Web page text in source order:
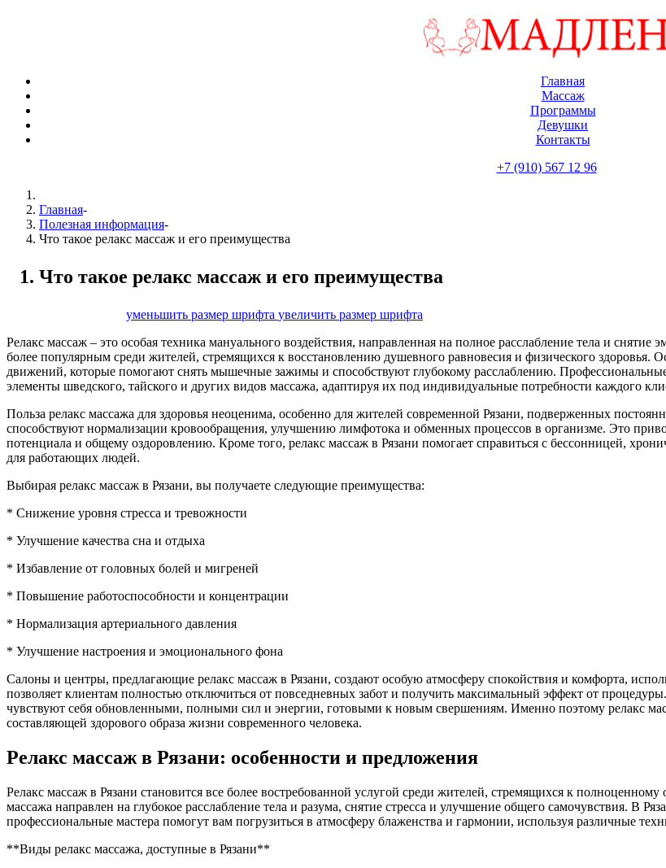
Главная
Массаж
Программы
Девушки
Контакты
+7 (910) 567 12 96
Главная-
Полезная информация-
Что такое релакс массаж и его преимущества
Что такое релакс массаж и его преимущества
уменьшить размер шрифта увеличить размер шрифта
Релакс массаж – это особая техника мануального воздействия, направленная на полное расслабление тела и
более популярным среди жителей, стремящихся к восстановлению душевного равновесия и физического здоровья.
движений, которые помогают снять мышечные зажимы и способствуют глубокому расслаблению.
элементы шведского, тайского и других видов массажа, адаптируя их под индивидуальные потребности каждого
Польза релакс массажа для здоровья неоценима, особенно для жителей современной Рязани, подверженных
способствуют нормализации кровообращения, улучшению лимфотока и обменных процессов в организме. Это
потенциала и общему оздоровлению. Кроме того, релакс массаж в Рязани помогает справиться с бессонницей,
для работающих людей.
Выбирая релакс массаж в Рязани, вы получаете следующие преимущества:
* Снижение уровня стресса и тревожности
* Улучшение качества сна и отдыха
* Избавление от головных болей и мигреней
* Повышение работоспособности и концентрации
* Нормализация артериального давления
* Улучшение настроения и эмоционального фона
Салоны и центры, предлагающие релакс массаж в Рязани, создают особую атмосферу спокойствия и комфорта,
позволяет клиентам полностью отключиться от повседневных забот и получить максимальный эффект от
чувствуют себя обновленными, полными сил и энергии, готовыми к новым свершениям. Именно поэтому релакс
составляющей здорового образа жизни современного человека.
Релакс массаж в Рязани: особенности и предложения
Релакс массаж в Рязани становится все более востребованной услугой среди жителей, стремящихся к
массажа направлен на глубокое расслабление тела и разума, снятие стресса и улучшение общего самочувствия. В
профессиональные мастера помогут вам погрузиться в атмосферу блаженства и гармонии, используя различные
**Виды релакс массажа, доступные в Рязани**